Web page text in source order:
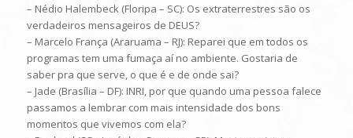
– Nédio Halembeck (Floripa – SC): Os extraterrestres são os
verdadeiros mensageiros de DEUS?
– Marcelo França (Araruama – RJ): Reparei que em todos os
programas tem uma fumaça aí no ambiente. Gostaria de
saber pra que serve, o que é e de onde sai?
– Jade (Brasília – DF): INRI, por que quando uma pessoa falece
passamos a lembrar com mais intensidade dos bons
momentos que vivemos com ela?